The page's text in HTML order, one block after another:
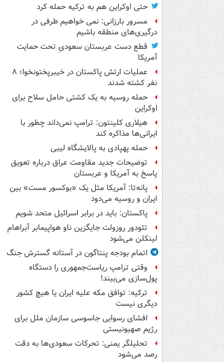
حتی اوکراین هم به ترکیه حمله کرد
مسرور بارزانی: نمی خواهیم طرفی در
درگیری‌های منطقه باشیم
قطع دست عربستان سعودیِ تحت حمایت
آمریکا
عملیات ارتش پاکستان در خیبرپختونخوا؛ ۸
نفر کشته شدند
حمله روسیه به یک کشتی حامل سلاح برای
اوکراین
هیلاری کلینتون: ترامپ نمی‌داند چطور با
ایرانی‌ها مذاکره کند
حمله پهپادی به پالایشگاه لیبی
توضیحات جدید مقاومت عراق درباره تعویق
پاسخ به آمریکا و عربستان
پانه‌تا: آمریکا مثل یک «بوکسور مست» بین
ایران و روسیه می‌دود
پاکستان: باید در برابر اسرائیل متحد شویم
تئودور روزولت جایگزین ناو هواپیمابر آبراهام
لینکلن می‌شود
اتمام بودجه پنتاگون در آستانه گسترش جنگ
وقتی ترامپ ریاست‌جمهوری را دستگاه
پول‌سازی می‌بیند!
ترکیه: توافق مکه علیه ایران یا هیچ کشور
دیگری نیست
افشای رسوایی جاسوسی سازمان ملل برای
رژیم صهیونیستی
تحلیلگر یمنی: تحرکات سعودی‌ها به دقت
رصد می‌شود